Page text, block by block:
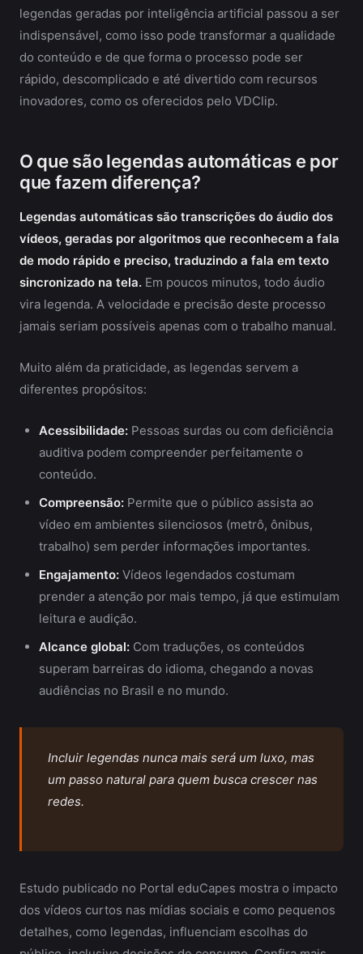
legendas geradas por inteligência artificial passou a ser
indispensável, como isso pode transformar a qualidade
do conteúdo e de que forma o processo pode ser
rápido, descomplicado e até divertido com recursos
inovadores, como os oferecidos pelo VDClip.
O que são legendas automáticas e por
que fazem diferença?
Legendas automáticas são transcrições do áudio dos
vídeos, geradas por algoritmos que reconhecem a fala
de modo rápido e preciso, traduzindo a fala em texto
sincronizado na tela. Em poucos minutos, todo áudio
vira legenda. A velocidade e precisão deste processo
jamais seriam possíveis apenas com o trabalho manual.
Muito além da praticidade, as legendas servem a
diferentes propósitos:
Acessibilidade: Pessoas surdas ou com deficiência
auditiva podem compreender perfeitamente o
conteúdo.
Compreensão: Permite que o público assista ao
vídeo em ambientes silenciosos (metrô, ônibus,
trabalho) sem perder informações importantes.
Engajamento: Vídeos legendados costumam
prender a atenção por mais tempo, já que estimulam
leitura e audição.
Alcance global: Com traduções, os conteúdos
superam barreiras do idioma, chegando a novas
audiências no Brasil e no mundo.
Incluir legendas nunca mais será um luxo, mas
um passo natural para quem busca crescer nas
redes.
Estudo publicado no Portal eduCapes mostra o impacto
dos vídeos curtos nas mídias sociais e como pequenos
detalhes, como legendas, influenciam escolhas do